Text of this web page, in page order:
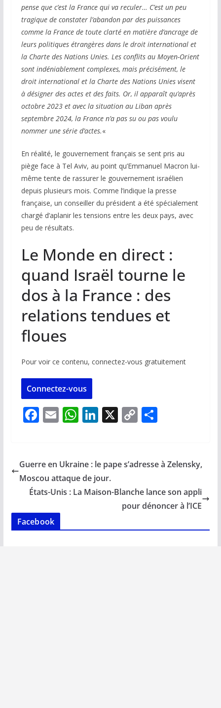
pense que c’est la France qui va reculer… C’est un peu
tragique de constater l’abandon par des puissances
comme la France de toute clarté en matière d’ancrage de
leurs politiques étrangères dans le droit international et
la Charte des Nations Unies. Les conflits au Moyen-Orient
sont indéniablement complexes, mais précisément, le
droit international et la Charte des Nations Unies visent
à désigner des actes et des faits. Or, il apparaît qu’après
octobre 2023 et avec la situation au Liban après
septembre 2024, la France n’a pas su ou pas voulu
nommer une série d’actes.«
En réalité, le gouvernement français se sent pris au
piège face à Tel Aviv, au point qu’Emmanuel Macron lui-
même tente de rassurer le gouvernement israélien
depuis plusieurs mois. Comme l’indique la presse
française, un conseiller du président a été spécialement
chargé d’aplanir les tensions entre les deux pays, avec
peu de résultats.
Le Monde en direct :
quand Israël tourne le
dos à la France : des
relations tendues et
floues
Pour voir ce contenu, connectez-vous gratuitement
Connectez-vous
F
b
o
o
k
E
l
W
s
A
p
Li
e
dI
n
X C
y
n
k
P
g
Guerre en Ukraine : le pape s’adresse à Zelensky,
Moscou attaque de jour.
États-Unis : La Maison-Blanche lance son appli
pour dénoncer à l’ICE
Facebook